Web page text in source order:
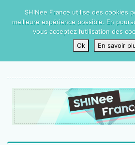
SHINee France utilise des cookies
meilleure expérience possible. En
vous acceptez l’utilisation des
Ok
En savoir